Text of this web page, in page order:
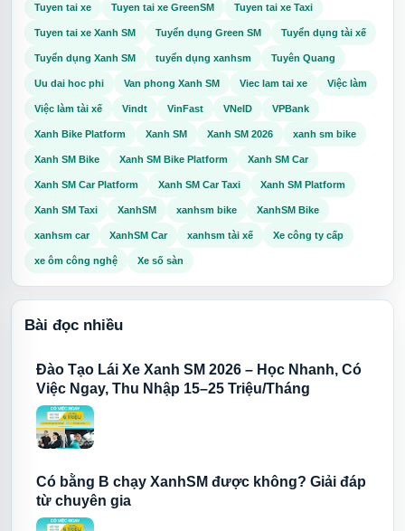
Tuyen tai xe Tuyen tai xe GreenSM Tuyen tai xe Taxi
Tuyen tai xe Xanh SM Tuyển dụng Green SM Tuyển dụng tài xế
Tuyển dụng Xanh SM tuyển dụng xanhsm Tuyên Quang
Uu dai hoc phi Van phong Xanh SM Viec lam tai xe Việc làm
Việc làm tài xế Vindt VinFast VNeID VPBank
Xanh Bike Platform Xanh SM Xanh SM 2026 xanh sm bike
Xanh SM Bike Xanh SM Bike Platform Xanh SM Car
Xanh SM Car Platform Xanh SM Car Taxi Xanh SM Platform
Xanh SM Taxi XanhSM xanhsm bike XanhSM Bike
xanhsm car XanhSM Car xanhsm tài xế Xe công ty cấp
xe ôm công nghệ Xe số sàn
Bài đọc nhiều
Đào Tạo Lái Xe Xanh SM 2026 – Học Nhanh, Có
Việc Ngay, Thu Nhập 15–25 Triệu/Tháng
Có bằng B chạy XanhSM được không? Giải đáp
từ chuyên gia